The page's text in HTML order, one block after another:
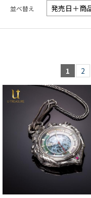
並べ替え
1
2